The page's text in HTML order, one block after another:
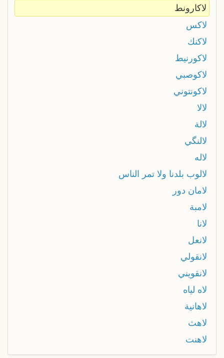
لاكارونط
لاكس
لاكنك
لاكورنيط
لاكوصبي
لاكونتوني
لالا
لالة
لالنگي
لاله
لالوب بلدنا ولا تمر الناس
لامان دور
لامبة
لانا
لانعل
لانقولي
لانقويني
لاه لياه
لاهانية
لاهث
لاهنت